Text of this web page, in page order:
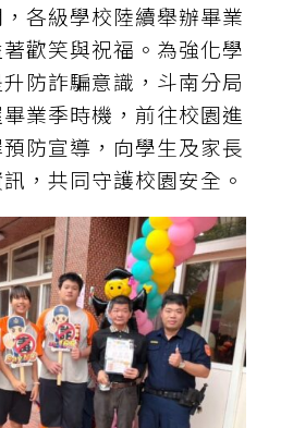
各級學校陸續舉辦畢業
歡笑與祝福。為強化學
防詐騙意識，斗南分局
業季時機，前往校園進
防宣導，向學生及家長
，共同守護校園安全。